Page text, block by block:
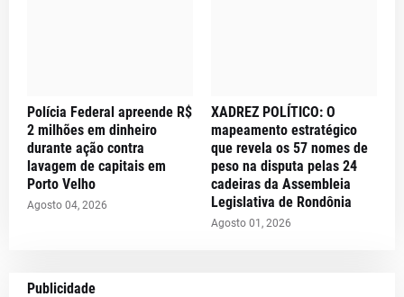
Polícia Federal apreende R$
2 milhões em dinheiro
durante ação contra
lavagem de capitais em
Porto Velho
Agosto 04, 2026
XADREZ POLÍTICO: O
mapeamento estratégico
que revela os 57 nomes de
peso na disputa pelas 24
cadeiras da Assembleia
Legislativa de Rondônia
Agosto 01, 2026
Publicidade